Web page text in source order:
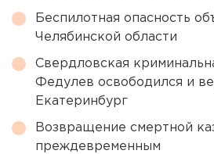
Беспилотная опасность
Челябинской области
Свердловская
Федулев освободился и
Екатеринбург
Возвращение смертной
преждевременным